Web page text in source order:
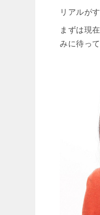
リアルが
まずは現
みに待っ